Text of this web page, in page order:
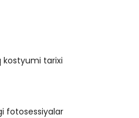
kostyumi tarixi
fotosessiyalar